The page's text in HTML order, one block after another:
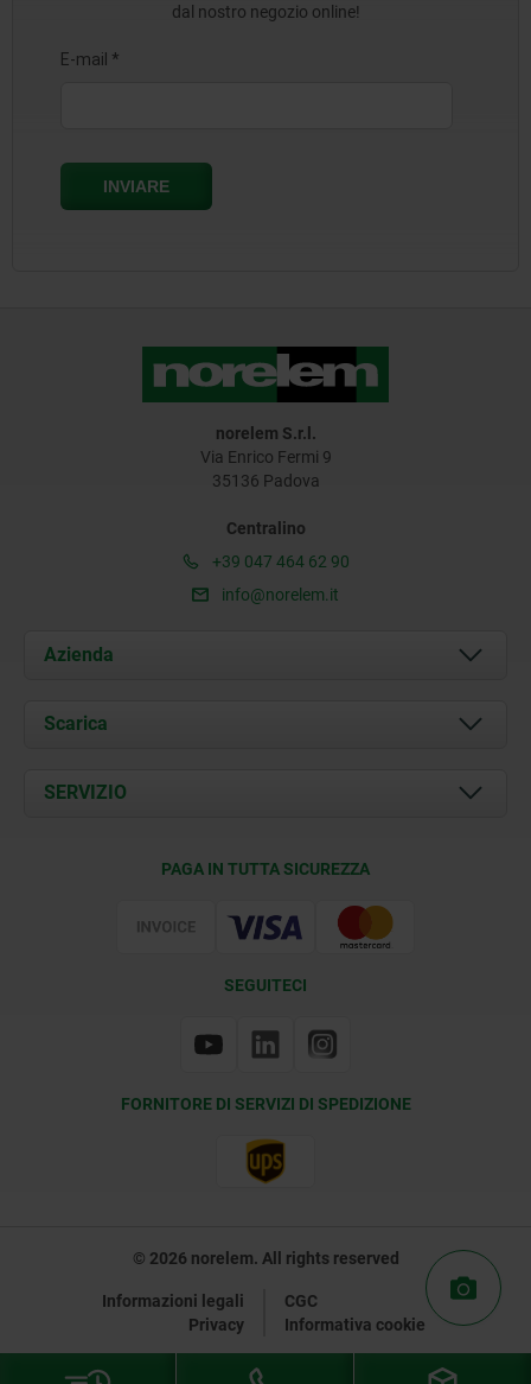
dal nostro negozio online!
norelem S.r.l.
Via Enrico Fermi 9
35136 Padova
Centralino
+39 047 464 62 90
info@norelem.it
Azienda
Chi siamo
Contatti
Scarica
Documents
SERVIZIO
PAGA IN TUTTA SICUREZZA
SEGUITECI
FORNITORE DI SERVIZI DI SPEDIZIONE
© 2026 norelem. All rights reserved
Informazioni legali
CGC
Privacy
Informativa cookie